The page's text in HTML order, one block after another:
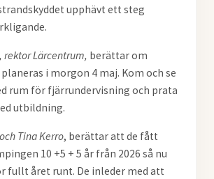
upphävt ett steg
rektor Lärcentrum, berättar om
i morgon 4 maj. Kom och se
rum för fjärrundervisning och prata
utbildning.
Tina Kerro, berättar att de fått
10 +5 + 5 år från 2026 så nu
fullt året runt. De inleder med att